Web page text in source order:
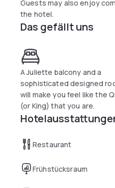
Guests may also enjoy
the hotel.
Das gefällt uns
A Juliette balcony and a
sophisticated designed
will make you feel like the
(or King) that you are.
Restaurant
Frühstücksraum